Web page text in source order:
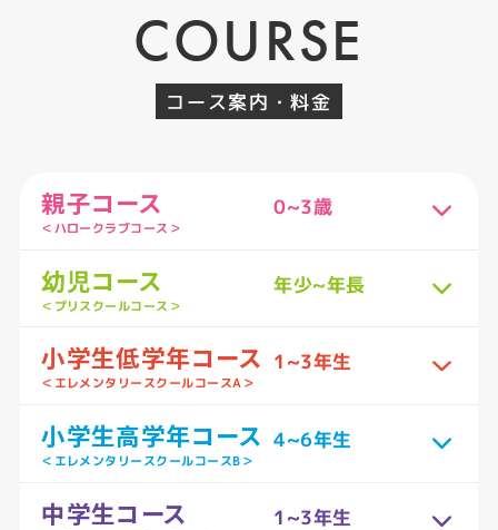
COURSE
コース案内・料金
親子コース 0~3歳
＜ハロークラブコース＞
幼児コース 年少~年長
＜プリスクールコース＞
小学生低学年コース 1~3年生
＜エレメンタリースクールコースA＞
小学生高学年コース 4~6年生
＜エレメンタリースクールコースB＞
中学生コース 1~3年生